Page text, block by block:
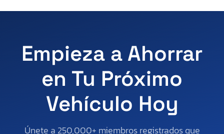
Empieza a Ahorrar
en Tu Próximo
Vehículo Hoy
Únete a 250,000+ miembros registrados que